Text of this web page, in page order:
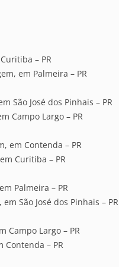
– PR
em Palmeira – PR
São José dos Pinhais – PR
Campo Largo – PR
em Contenda – PR
Curitiba – PR
Palmeira – PR
São José dos Pinhais – PR
Campo Largo – PR
Contenda – PR